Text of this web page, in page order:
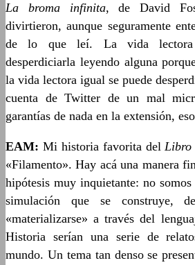
La broma infinita, de David
divirtieron, aunque seguramente
de lo que leí. La vida
desperdiciarla leyendo alguna
la vida lectora igual se puede
cuenta de Twitter de un mal
garantías de nada en la extensión,
EAM: Mi historia favorita del
«Filamento». Hay acá una manera
hipótesis muy inquietante: no
simulación que se construye,
«materializarse» a través del
Historia serían una serie de
mundo. Un tema tan denso se